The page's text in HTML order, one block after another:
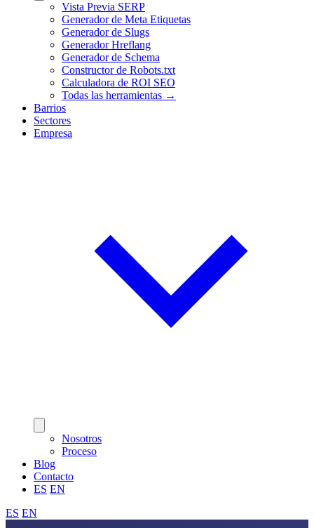
Vista Previa SERP
Generador de Meta Etiquetas
Generador de Slugs
Generador Hreflang
Generador de Schema
Constructor de Robots.txt
Calculadora de ROI SEO
Todas las herramientas →
Barrios
Sectores
Empresa
Nosotros
Proceso
Blog
Contacto
ES EN
ES EN